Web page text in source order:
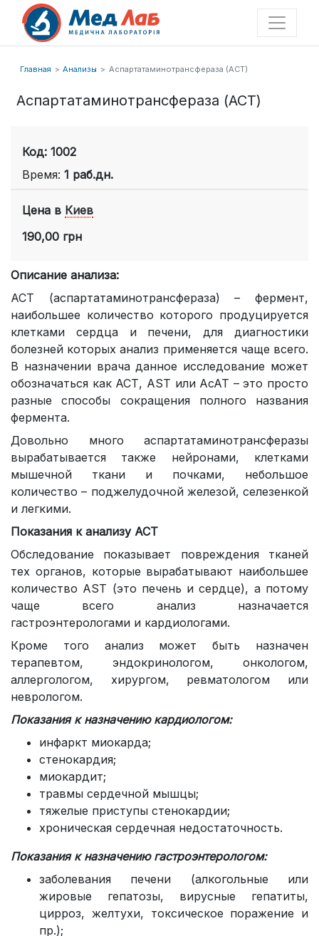
Главная Анализы Аспартатаминотрансфераза (АСТ)
Аспартатаминотрансфераза (АСТ)
Код: 1002
Время: 1 раб.дн.
Цена в Киев
190,00 грн
Описание анализа:
АСТ (аспартатаминотрансфераза) – фермент,
наибольшее количество которого продуцируется
клетками сердца и печени, для диагностики
болезней которых анализ применяется чаще всего.
В назначении врача данное исследование может
обозначаться как АСТ, AST или АсАТ – это просто
разные способы сокращения полного названия
фермента.
Довольно много аспартатаминотрансферазы
вырабатывается также нейронами, клетками
мышечной ткани и почками, небольшое
количество – поджелудочной железой, селезенкой
и легкими.
Показания к анализу АСТ
Обследование показывает повреждения тканей
тех органов, которые вырабатывают наибольшее
количество AST (это печень и сердце), а потому
чаще всего анализ назначается
гастроэнтерологами и кардиологами.
Кроме того анализ может быть назначен
терапевтом, эндокринологом, онкологом,
аллергологом, хирургом, ревматологом или
неврологом.
Показания к назначению кардиологом:
инфаркт миокарда;
стенокардия;
миокардит;
травмы сердечной мышцы;
тяжелые приступы стенокардии;
хроническая сердечная недостаточность.
Показания к назначению гастроэнтерологом:
заболевания печени (алкогольные или
жировые гепатозы, вирусные гепатиты,
цирроз, желтухи, токсическое поражение и
пр.);